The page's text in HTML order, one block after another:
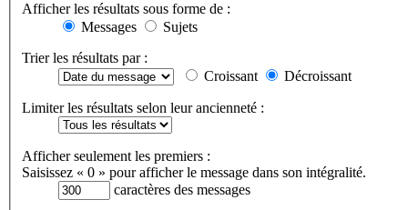
Afficher les résultats sous forme de :
Messages
Sujets
Trier les résultats par :
Croissant
Décroissant
Limiter les résultats selon leur ancienneté :
Afficher seulement les premiers :
Saisissez « 0 » pour afficher le message dans son intégralité.
caractères des messages